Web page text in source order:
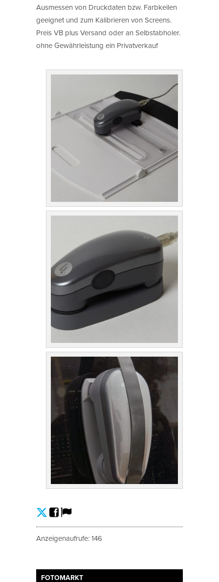
Ausmessen von Druckdaten bzw. Farbkeilen
geeignet und zum Kalibrieren von Screens.
Preis VB plus Versand oder an Selbstabholer.
ohne Gewährleistung ein Privatverkauf
Anzeigenaufrufe: 146
FOTOMARKT